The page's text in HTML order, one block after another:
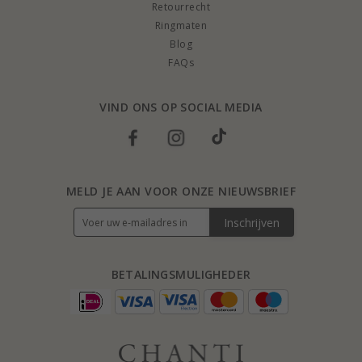
Retourrecht
Ringmaten
Blog
FAQs
VIND ONS OP SOCIAL MEDIA
BETALINGSMULIGHEDER
MELD JE AAN VOOR ONZE NIEUWSBRIEF
Inschrijven